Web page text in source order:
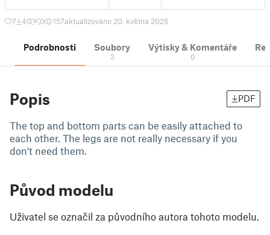
7 40 0 157aktualizováno 20. května 2025
Podrobnosti Soubory
3
Výtisky & Komentáře
0
Popis PDF
The top and bottom parts can be easily attached to
each other. The legs are not really necessary if you
don't need them.
Původ modelu
Uživatel se označil za původního autora tohoto modelu.